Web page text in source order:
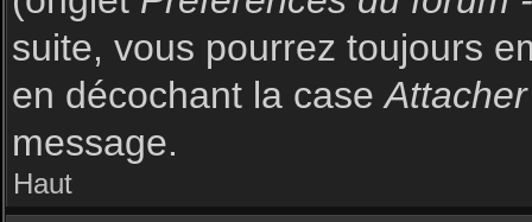
suite, vous pourrez toujours
en décochant la case
message.
Haut